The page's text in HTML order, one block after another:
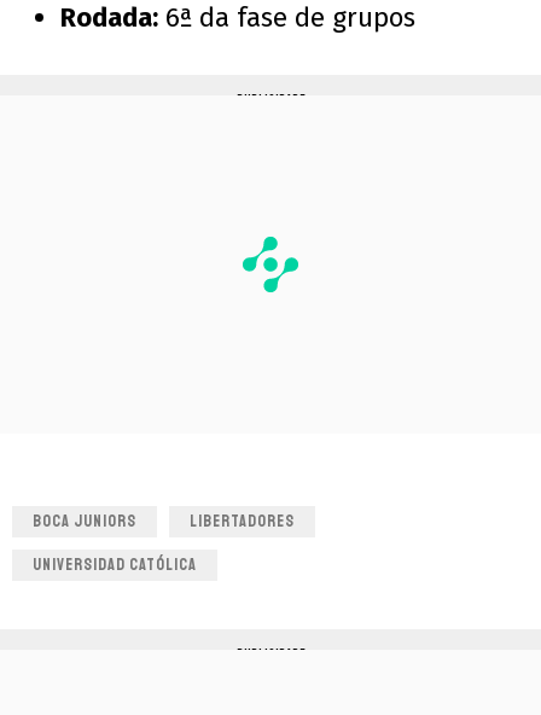
Rodada: 6ª da fase de grupos
PUBLICIDADE
BOCA JUNIORS LIBERTADORES
UNIVERSIDAD CATÓLICA
PUBLICIDADE